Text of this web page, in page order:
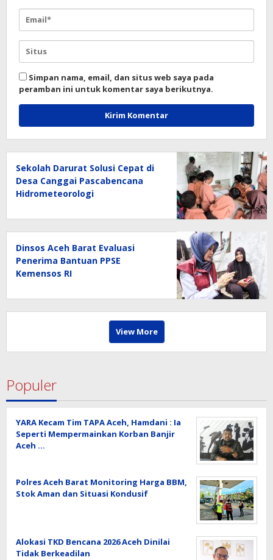
Simpan nama, email, dan situs web saya pada
peramban ini untuk komentar saya berikutnya.
Sekolah Darurat Solusi Cepat di
Desa Canggai Pascabencana
Hidrometeorologi
Dinsos Aceh Barat Evaluasi
Penerima Bantuan PPSE
Kemensos RI
View More
Populer
YARA Kecam Tim TAPA Aceh, Hamdani : Ia
Seperti Mempermainkan Korban Banjir
Aceh …
Polres Aceh Barat Monitoring Harga BBM,
Stok Aman dan Situasi Kondusif
Alokasi TKD Bencana 2026 Aceh Dinilai
Tidak Berkeadilan